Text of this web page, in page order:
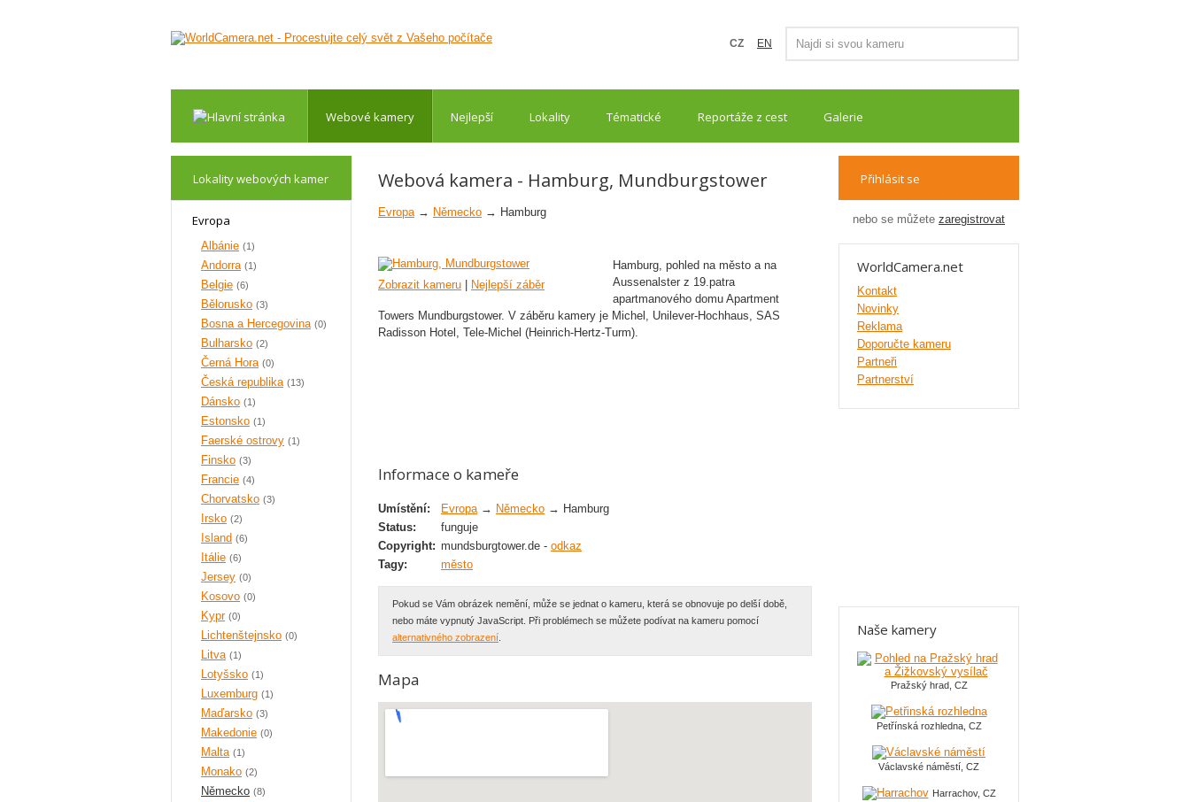
EN
CZ
Webové kamery Nejlepší Lokality Tématické Reportáže z cest Galerie
Lokality webových kamer
Evropa
Albánie (1)
Andorra (1)
Belgie (6)
Bělorusko (3)
Bosna a Hercegovina (0)
Bulharsko (2)
Černá Hora (0)
Česká republika (13)
Dánsko (1)
Estonsko (1)
Faerské ostrovy (1)
Finsko (3)
Francie (4)
Chorvatsko (3)
Irsko (2)
Island (6)
Itálie (6)
Jersey (0)
Kosovo (0)
Kypr (0)
Lichtenštejnsko (0)
Litva (1)
Lotyšsko (1)
Luxemburg (1)
Maďarsko (3)
Makedonie (0)
Malta (1)
Monako (2)
Německo (8)
Webová kamera - Hamburg, Mundburgstower
Evropa→ Německo → Hamburg
Zobrazit kameru Nejlepší záběr
Hamburg, pohled na město a na
Aussenalster z 19.patra
apartmanového domu Apartment
Towers Mundburgstower. V záběru kamery je Michel, Unilever-Hochhaus, SAS
Radisson Hotel, Tele-Michel (Heinrich-Hertz-Turm).
Informace o kameře
Umístění: Evropa→ Německo → Hamburg
Status:
funguje
Copyright: mundsburgtower.de - odkaz
Tagy:
město
Pokud se Vám obrázek nemění, může se jednat o kameru, která se obnovuje po delší době,
nebo máte vypnutý JavaScript. Při problémech se můžete podívat na kameru pomocí
alternativného zobrazení
Mapa
Přihlásit se
nebo se můžete zaregistrovat
WorldCamera.net
Kontakt
Novinky
Reklama
Doporučte kameru
Partneři
Partnerství
Naše kamery
Pražský hrad, CZ
Petřínská rozhledna, CZ
Václavské náměstí, CZ
Harrachov, CZ